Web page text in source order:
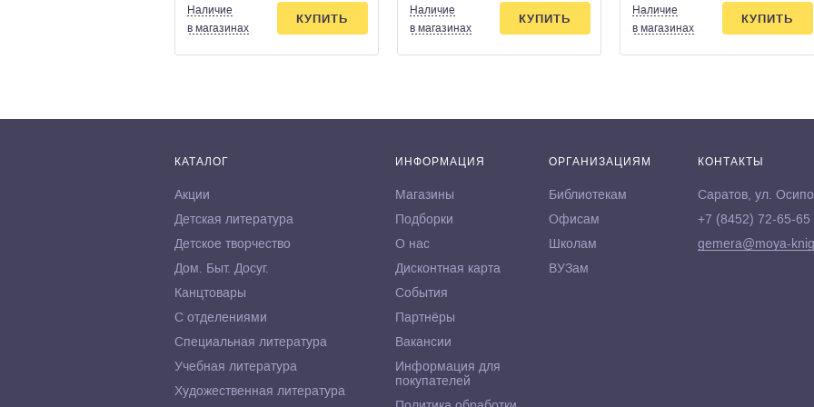
Наличие
в магазинах
КУПИТЬ
Наличие
в магазинах
КУПИТЬ
Наличие
в магазинах
КУПИТЬ
КАТАЛОГ
Акции
Детская литература
Детское творчество
Дом. Быт. Досуг.
Канцтовары
С отделениями
Специальная литература
Учебная литература
Художественная литература
ИНФОРМАЦИЯ
Магазины
Подборки
О нас
Дисконтная карта
События
Партнёры
Вакансии
Информация для
покупателей
ОРГАНИЗАЦИЯМ
Библиотекам
Офисам
Школам
ВУЗам
КОНТАКТЫ
Саратов, ул.
+7 (8452) 72-65-65
gemera@moya-